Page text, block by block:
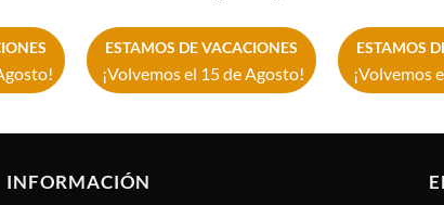
ESTAMOS DE VACACIONES
¡Volvemos el 15 de Agosto!
ESTAMOS
¡Volvemos
INFORMACIÓN